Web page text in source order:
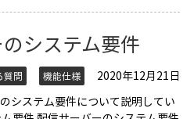
システム要件
質問 機能仕様
2020年12月21日
システム要件について説明してい